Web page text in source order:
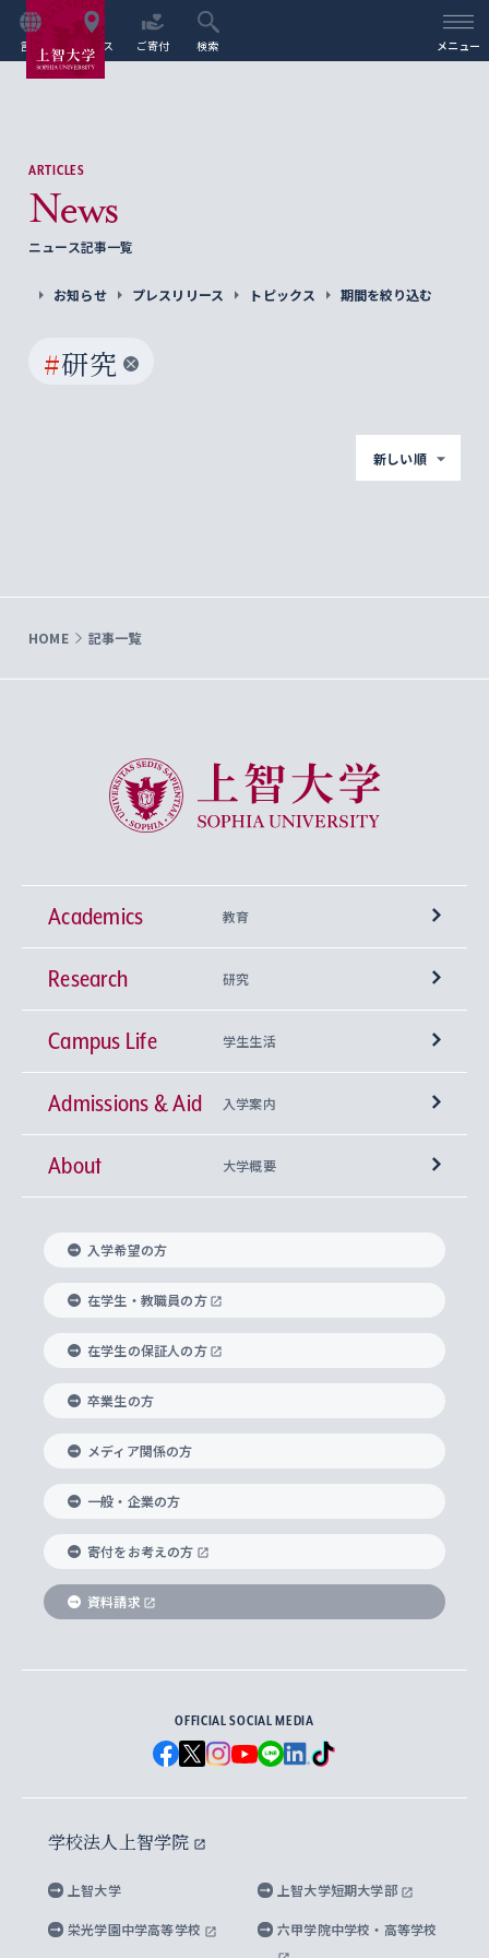
言語 アクセス ご寄付 検索 メニュー
ARTICLES
News
ニュース記事一覧
お知らせ プレスリリース トピックス 期間を絞り込む
#研究
新しい順
HOME 記事一覧
上智大学 Sophia University
Academics 教育
学部
神学部
文学部
総合人間科学部
経済学部
外国語学部
総合グローバル学部
国際教養学部
理工学部
Futures） – 持続可能な未来を考える６学科連携
興味から学科を探す
上智大学の全学共通教育
基盤教育センター
キリスト教人間学
身体知
思考と表現
データサイエンス
上智大学の語学教育
言語教育研究センター
上智大学のグローバル教育
グローバル教育センター
上智大学で学ぶ
海外で学ぶ
学びのサポート
大学院
神学研究科
実践宗教学研究科
総合人間科学研究科
経済学研究科
グローバル・スタディーズ研究科
助産学専攻科
生涯学習
Research 研究
研究所 等
キリスト教文化研究所
中世思想研究所
国際言語情報研究所
グローバル・コンサーン研究所
比較文化研究所
ヨーロッパ研究所
アジア文化研究所
アメリカ・カナダ研究所
メディア・ジャーナリズム研究所
水稀少社会研究センター
先進機械・構造材料イノベーションセンター
Sophia Open Research Weeks (SORW)
産官学連携
知的財産
研究支援制度
重点領域研究・自由課題研究
研究活動に関する法令・研究費の使用について
Campus Life 学生生活
学期区分と授業時間割
課外活動
課外教育プログラム
ボランティア活動
グローバルな学びのコミュニティ
学生の相談窓口
心身の健康相談
ハラスメント防止の取り組み
障がいのある学生への支援
キャリア形成サポート
キャリア形成支援プログラム
就職（内定先）・進路統計
企業の採用ご担当者様へのご案内
住まいのサポート
Admissions & Aid 入学案内
上智大学で取得できる学位
入れの方針）
科目等履修生
研究生・外国人特別研究生・国費留学生
交換留学生(海外大学から上智大学で学ぶ)
ノンディグリー生
Sophia Short-term Program受講生
学費・奨学金
学部入学前に出願する奨学金
国による高等教育の修学支援新制度
大学院生対象の奨学金
海外留学する際の費用と奨学金
About 大学概要
理事長・学長メッセージ
学長・副学長紹介
上智大学の精神
上智大学の理念
上智大学の沿革
ソフィア・アーカイブズ
上智大学とカトリック
グローバルエンゲージメント
上智大学を訪れた世界の知性
国連Weeks・アフリカWeeks
ダイバーシティ＆サステナビリティへの取り組み
上智大学公式ソーシャルメディア
学校法人上智学院について
数字で見る上智大学
上智大学のネットワーク
父母・保証人とのネットワーク
学外とのネットワーク
上智大学の出版物
上智大学大学案内・大学院案内
英文広報誌 SOPHIA magazine
上智大学のビジュアル・アイデンティティ
上智大学ビジュアル・アイデンティティ
上智大学校歌 ・上智大学学生歌
上智大学への取材・キャンパスでの撮影について
上智大学の公開情報
上智大学の教育研究活動等の情報公表
キャンパス案内
入学希望の方
在学生・教職員の方
在学生の保証人の方
卒業生の方
メディア関係の方
一般・企業の方
寄付をお考えの方
資料請求
OFFICIAL SOCIAL MEDIA
学校法人上智学院
上智大学 上智大学短期大学部
栄光学園中学高等学校 六甲学院中学校・高等学校